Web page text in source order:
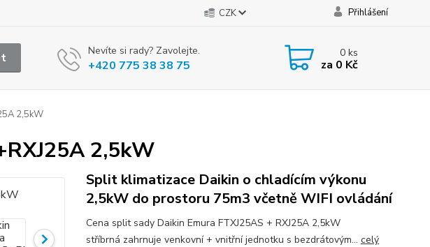
CZK Přihlášení
Nevíte si rady? Zavolejte.
+420 775 38 38 75
0ks
za 0 Kč
2,5kW
2,5kW
Split klimatizace Daikin o chladícím výkonu
2,5kW do prostoru 75m3 včetně WIFI ovládání
Cena split sady Daikin Emura FTXJ25AS + RXJ25A 2,5kW
stříbrná zahrnuje venkovní + vnitřní jednotku s bezdrátovým... celý